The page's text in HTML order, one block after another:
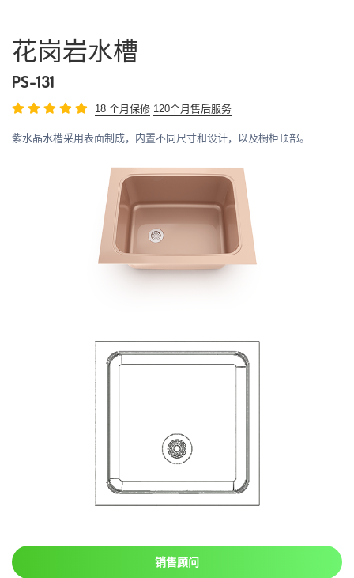
花岗岩水槽
PS-131
18 个月保修 120个月售后服务
紫水晶水槽采用表面制成，内置不同尺寸和设计，以及橱柜顶部。
销售顾问